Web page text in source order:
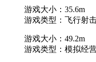
游戏大小：35.6m
游戏类型：飞行射
游戏大小：49.2m
游戏类型：模拟经